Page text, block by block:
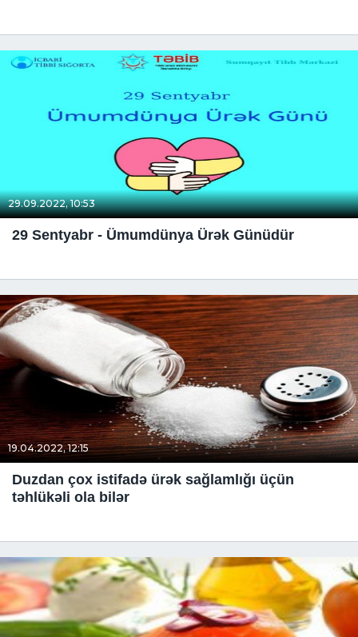
29.09.2022, 10:53
29 Sentyabr - Ümumdünya Ürək Günüdür
19.04.2022, 12:15
Duzdan çox istifadə ürək sağlamlığı üçün
təhlükəli ola bilər